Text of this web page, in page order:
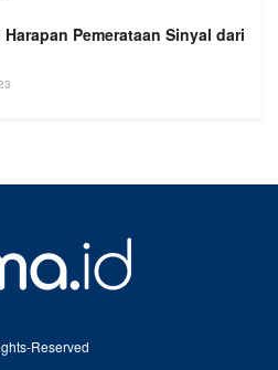
Pemerataan Sinyal dari
Reserved